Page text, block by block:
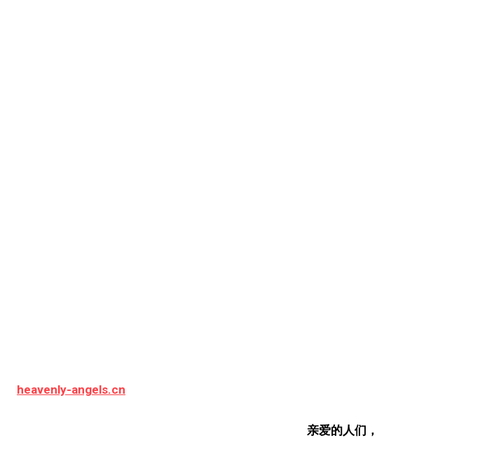
heavenly-angels.cn
亲爱的人们，